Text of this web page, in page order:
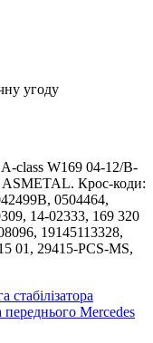
угоду
A-class W169 04-12/B-
ASMETAL. Крос-коди:
0504464,
14-02333, 169 320
19145113328,
01, 29415-PCS-MS,
стабілізатора
переднього Mercedes